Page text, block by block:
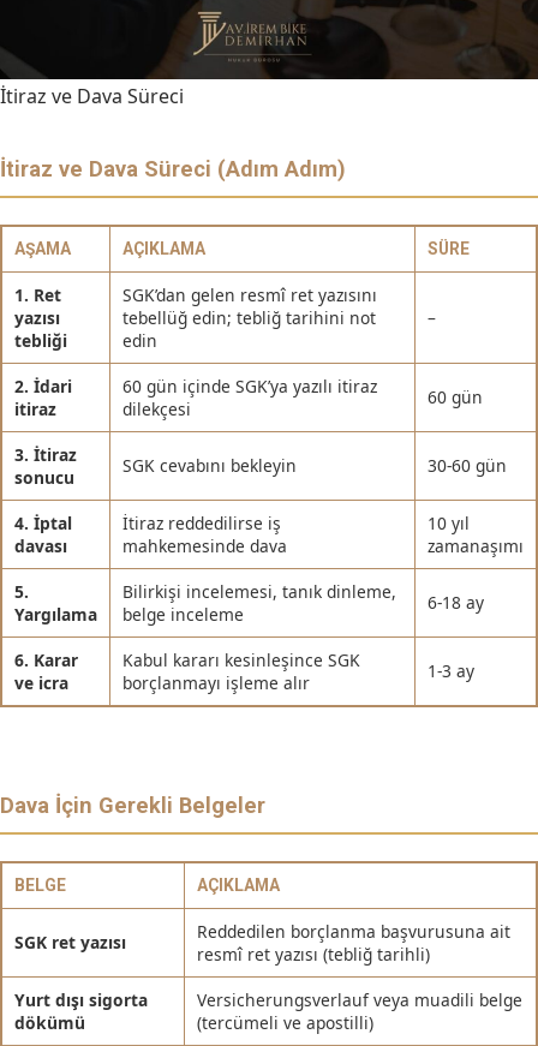
İtiraz ve Dava Süreci
İtiraz ve Dava Süreci (Adım Adım)
AŞAMA AÇIKLAMA SÜRE
1. Ret
yazısı
tebliği
SGK’dan gelen resmî ret yazısını
tebellüğ edin; tebliğ tarihini not
edin
–
2. İdari
itiraz
60 gün içinde SGK’ya yazılı itiraz
dilekçesi
60 gün
3. İtiraz
sonucu
SGK cevabını bekleyin 30-60 gün
4. İptal
davası
İtiraz reddedilirse iş
mahkemesinde dava
10 yıl
zamanaşımı
5.
Yargılama
Bilirkişi incelemesi, tanık dinleme,
belge inceleme
6-18 ay
6. Karar
ve icra
Kabul kararı kesinleşince SGK
borçlanmayı işleme alır
1-3 ay
Dava İçin Gerekli Belgeler
BELGE AÇIKLAMA
SGK ret yazısı
Reddedilen borçlanma başvurusuna ait
resmî ret yazısı (tebliğ tarihli)
Yurt dışı sigorta
dökümü
Versicherungsverlauf veya muadili belge
(tercümeli ve apostilli)